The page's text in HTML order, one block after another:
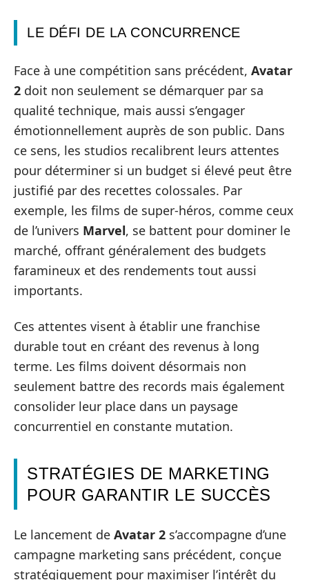
LE DÉFI DE LA CONCURRENCE
Face à une compétition sans précédent, Avatar
2 doit non seulement se démarquer par sa
qualité technique, mais aussi s’engager
émotionnellement auprès de son public. Dans
ce sens, les studios recalibrent leurs attentes
pour déterminer si un budget si élevé peut être
justifié par des recettes colossales. Par
exemple, les films de super-héros, comme ceux
de l’univers Marvel, se battent pour dominer le
marché, offrant généralement des budgets
faramineux et des rendements tout aussi
importants.
Ces attentes visent à établir une franchise
durable tout en créant des revenus à long
terme. Les films doivent désormais non
seulement battre des records mais également
consolider leur place dans un paysage
concurrentiel en constante mutation.
STRATÉGIES DE MARKETING
POUR GARANTIR LE SUCCÈS
Le lancement de Avatar 2 s’accompagne d’une
campagne marketing sans précédent, conçue
stratégiquement pour maximiser l’intérêt du